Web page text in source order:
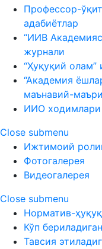
Профессор-
адабиётлар
“ИИВ
журнали
“Ҳуқуқий
“Академия
маънавий-
ИИО ходимлари
Close submenu
Ижтимоий
Фотогалерея
Видеогалерея
Close submenu
Норматив-
Кўп
Тавсия